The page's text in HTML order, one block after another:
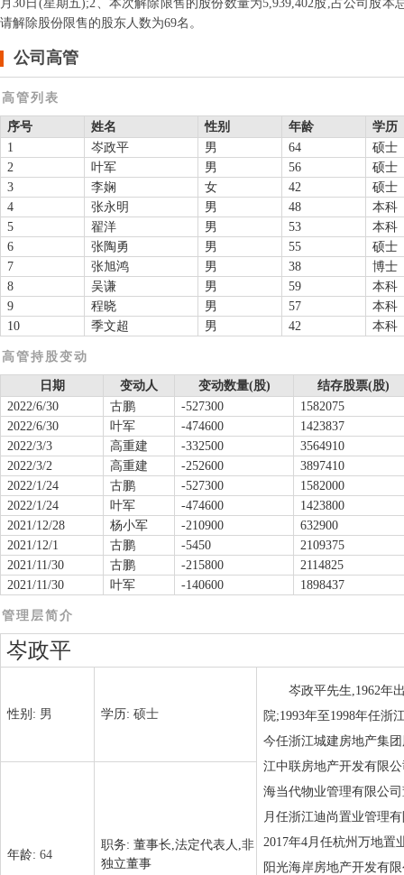
月30日(星期五);2、本次解除限售的股份数量为5,939,402股,占公司股
请解除股份限售的股东人数为69名。
公司高管
高管列表
序号 姓名 性别 年龄
学历
1
岑政平 男 64
硕士
2
叶军 男 56
硕士
3
李娴 女 42
硕士
4
张永明 男 48
本科
5
翟洋 男 53
本科
6
张陶勇 男 55
硕士
7
张旭鸿 男 38
博士
8
吴谦 男 59
本科
9
程晓 男 57
本科
10
季文超 男 42 本科
高管持股变动
日期 变动人 变动数量(股)
结存股票(股)
2022/6/30
古鹏 -527300
1582075
2022/6/30
叶军 -474600
1423837
2022/3/3
高重建 -332500
3564910
2022/3/2
高重建 -252600
3897410
2022/1/24
古鹏 -527300
1582000
2022/1/24
叶军 -474600
1423800
2021/12/28
杨小军 -210900
632900
2021/12/1
古鹏 -5450
2109375
2021/11/30
古鹏 -215800
2114825
2021/11/30
叶军 -140600 1898437
管理层简介
岑政平
性别: 男 学历: 硕士
岑政平先生,1962年
院;1993年至1998年任浙
今任浙江城建房地产集
江中联房地产开发有限
海当代物业管理有限公
月任浙江迪尚置业管理
2017年4月任杭州万地置
阳光海岸房地产开发有
年龄: 64
职务: 董事长,法定代表人,非
独立董事